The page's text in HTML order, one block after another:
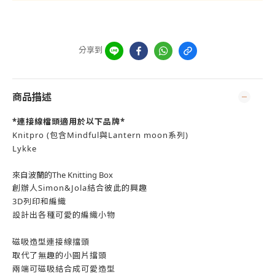
分享到
商品描述
*連接線檔頭適用於以下品牌*
Knitpro (包含Mindful與Lantern moon系列)
Lykke
來自波蘭的The Knitting Box
創辦人Simon&Jola結合彼此的興趣
3D列印和編織
設計出各種可愛的編織小物
磁吸造型連接線擋頭
取代了無趣的小圓片擋頭
兩端可磁吸結合成可愛造型